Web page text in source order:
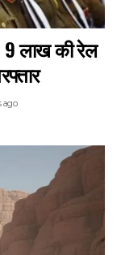
9 लाख की रेल
ago